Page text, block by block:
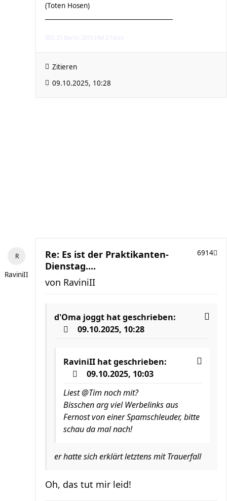
(Toten Hosen)
BIG 25 Berlin 2015 HM 2:14:xx
Zitieren
09.10.2025, 10:28
RaviniII
Re: Es ist der Praktikanten-
Dienstag....
6914
von RaviniII
d'Oma joggt hat geschrieben:
09.10.2025, 10:28
RaviniII hat geschrieben:
09.10.2025, 10:03
Liest @Tim noch mit?
Bisschen arg viel Werbelinks aus
Fernost von einer Spamschleuder, bitte
schau da mal nach!
er hatte sich erklärt letztens mit Trauerfall
Oh, das tut mir leid!